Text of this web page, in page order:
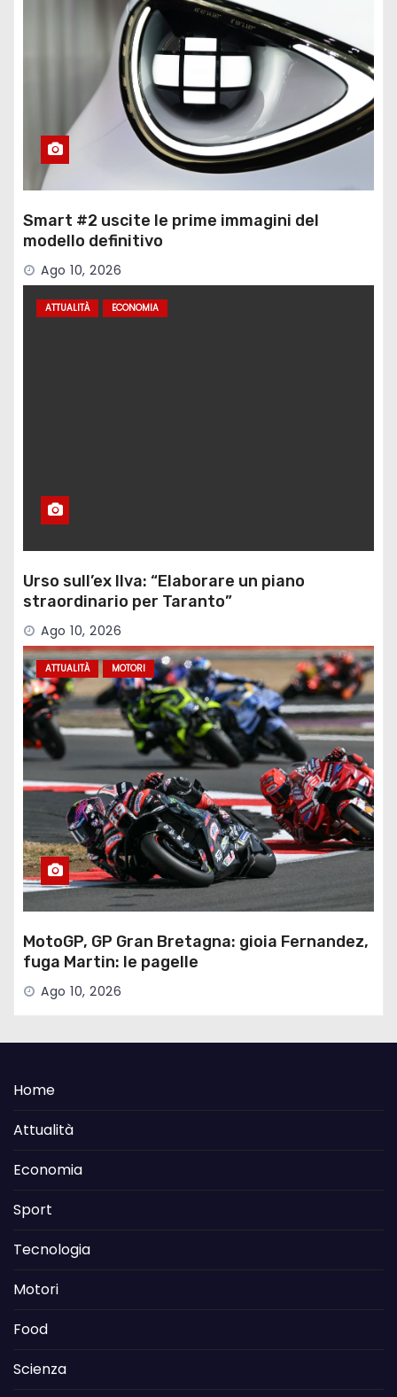
Smart #2 uscite le prime immagini del
modello definitivo
Ago 10, 2026
ATTUALITÀ ECONOMIA
Urso sull’ex Ilva: “Elaborare un piano
straordinario per Taranto”
Ago 10, 2026
ATTUALITÀ MOTORI
MotoGP, GP Gran Bretagna: gioia Fernandez,
fuga Martin: le pagelle
Ago 10, 2026
Home
Attualità
Economia
Sport
Tecnologia
Motori
Food
Scienza